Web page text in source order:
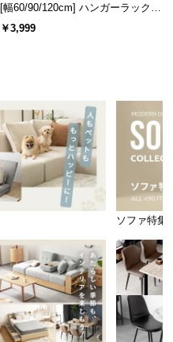
[幅60/90/120cm] ハンガーラック
スチール 4段階高さ調節 サイドフ
ック オープンラック シンプル
￥3,999
ソファ特集